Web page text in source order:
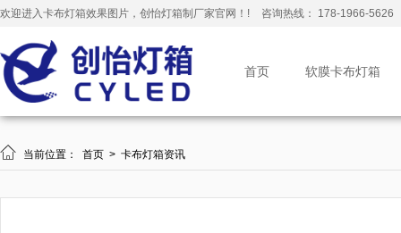
欢迎进入卡布灯箱效果图片，创怡灯箱制厂家官网！! 咨询热线： 178-1966-5626
首页 软膜卡布灯箱
 当前位置： 首页 > 卡布灯箱资讯